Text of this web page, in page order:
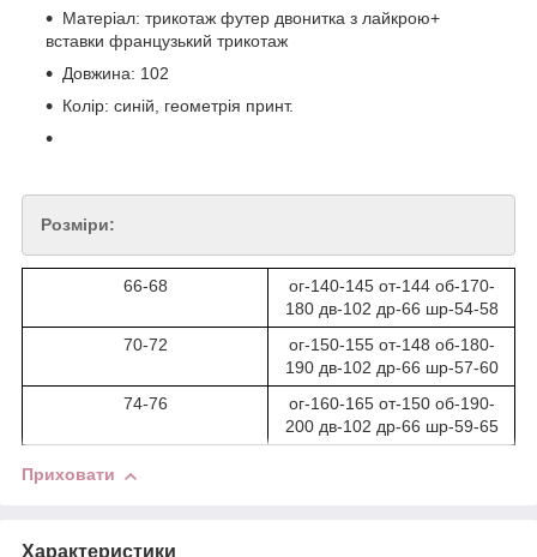
Матеріал: трикотаж футер двонитка з лайкрою+
вставки французький трикотаж
Довжина: 102
Колір: синій, геометрія принт.
Розміри:
66-68
ог-140-145 от-144 об-170-
180 дв-102 др-66 шр-54-58
70-72
ог-150-155 от-148 об-180-
190 дв-102 др-66 шр-57-60
74-76
ог-160-165 от-150 об-190-
200 дв-102 др-66 шр-59-65
Приховати
Характеристики